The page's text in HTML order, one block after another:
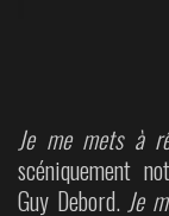
Je me mets à
scéniquement
Guy Debord.Je